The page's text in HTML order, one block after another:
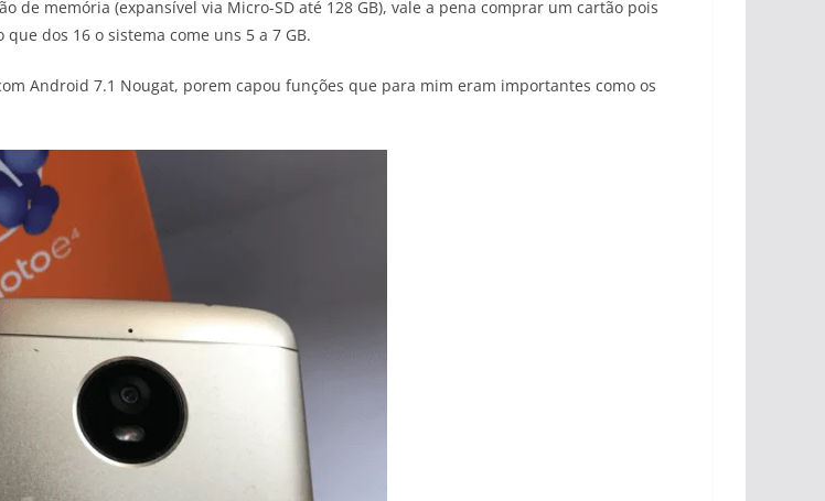
de memória (expansível via Micro-SD até 128 GB), vale a pena comprar um cartão pois
dos 16 o sistema come uns 5 a 7 GB.
Android 7.1 Nougat, porem capou funções que para mim eram importantes como os